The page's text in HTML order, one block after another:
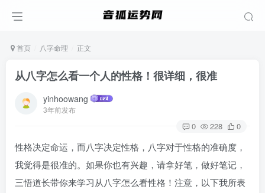
首页 八字命理 正文
从八字怎么看一个人的性格！很详细，很准
yinhoowang
3年前发布
0 228 0
性格决定命运，而八字决定性格，八字对于性格的准确度，
我觉得是很准的。如果你也有兴趣，请拿好笔，做好笔记，
三悟道长带你来学习从八字怎么看性格！注意，以下我所表